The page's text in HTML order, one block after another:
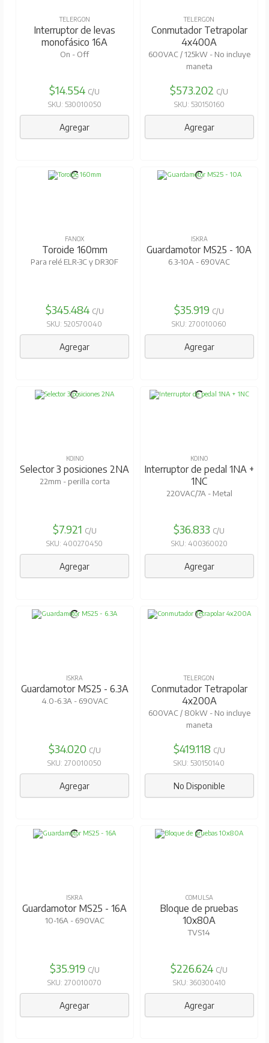
TELERGON
Interruptor de levas
monofásico 16A
On - Off
$14.554 C/U
SKU: 530010050
Agregar
TELERGON
Conmutador Tetrapolar
4x400A
600VAC / 125kW - No incluye
maneta
$573.202 C/U
SKU: 530150160
Agregar
FANOX
Toroide 160mm
Para relé ELR-3C y DR30F
$345.484 C/U
SKU: 520570040
Agregar
ISKRA
Guardamotor MS25 - 10A
6.3-10A - 690VAC
$35.919 C/U
SKU: 270010060
Agregar
KOINO
Selector 3 posiciones 2NA
22mm - perilla corta
$7.921 C/U
SKU: 400270450
Agregar
KOINO
Interruptor de pedal 1NA +
1NC
220VAC/7A - Metal
$36.833 C/U
SKU: 400360020
Agregar
ISKRA
Guardamotor MS25 - 6.3A
4.0-6.3A - 690VAC
$34.020 C/U
SKU: 270010050
Agregar
TELERGON
Conmutador Tetrapolar
4x200A
600VAC / 80kW - No incluye
maneta
$419.118 C/U
SKU: 530150140
No Disponible
ISKRA
Guardamotor MS25 - 16A
10-16A - 690VAC
$35.919 C/U
SKU: 270010070
Agregar
COMULSA
Bloque de pruebas
10x80A
TVS14
$226.624 C/U
SKU: 360300410
Agregar